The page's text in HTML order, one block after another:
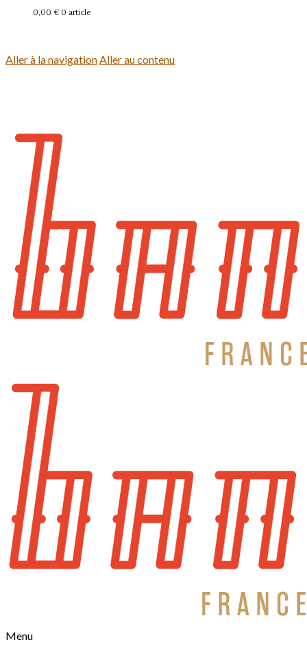
0,00 € 0 article
Aller à la navigationAller au contenu
Menu